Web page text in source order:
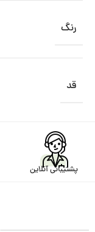
رنگ
قد
پشتیبانی آنلاین